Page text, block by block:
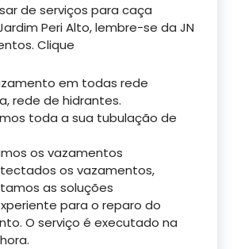
de serviços para caça
Peri Alto, lembre-se da JN
Clique
em todas rede
rede de hidrantes.
toda a sua tubulação de
os vazamentos
os vazamentos,
as soluções
para o reparo do
O serviço é executado na